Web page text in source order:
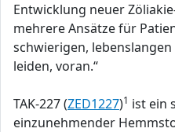
Entwicklung neuer
mehrere Ansätze für
schwierigen,
leiden, voran.“
TAK-227 (ZED1227)1 ist ein
einzunehmender